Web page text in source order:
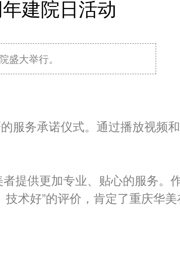
建院日活动
盛大举行。
服务承诺仪式。通过播放视频
提供更加专业、贴心的服务。
术好”的评价，肯定了重庆华